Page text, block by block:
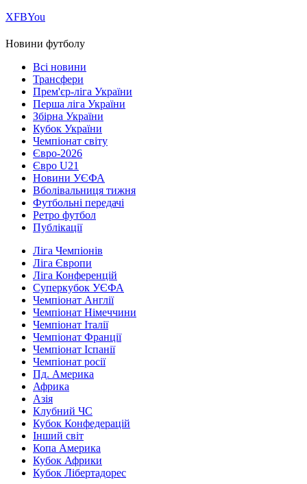
ХFBYou
Новини футболу
Всі новини
Трансфери
Прем'єр-ліга України
Перша ліга України
Збірна України
Кубок України
Чемпіонат світу
Євро-2026
Євро U21
Новини УЄФА
Вболівальниця тижня
Футбольні передачі
Ретро футбол
Публікації
Ліга Чемпіонів
Ліга Європи
Ліга Конференцій
Суперкубок УЄФА
Чемпіонат Англії
Чемпіонат Німеччини
Чемпіонат Італії
Чемпіонат Франції
Чемпіонат Іспанії
Чемпіонат росії
Пд. Америка
Африка
Азія
Клубний ЧС
Кубок Конфедерацій
Інший світ
Копа Америка
Кубок Африки
Кубок Лібертадорес